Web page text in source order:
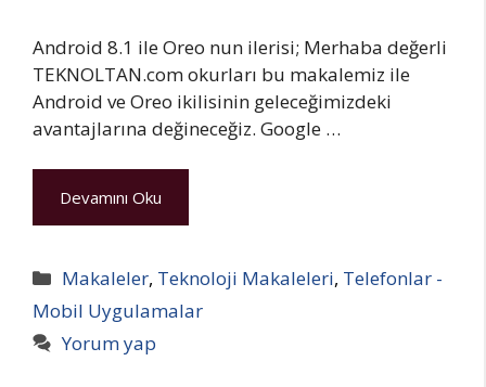
Android 8.1 ile Oreo nun ilerisi; Merhaba değerli
TEKNOLTAN.com okurları bu makalemiz ile
Android ve Oreo ikilisinin geleceğimizdeki
avantajlarına değineceğiz. Google …
Devamını Oku
Kategoriler
Makaleler, Teknoloji Makaleleri, Telefonlar -
Mobil Uygulamalar
Yorum yap